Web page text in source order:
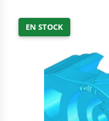
EN STOCK